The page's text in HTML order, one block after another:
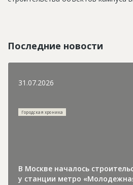
Последние новости
31.07.2026
Городская хроника
В Москве началось
у станции метро